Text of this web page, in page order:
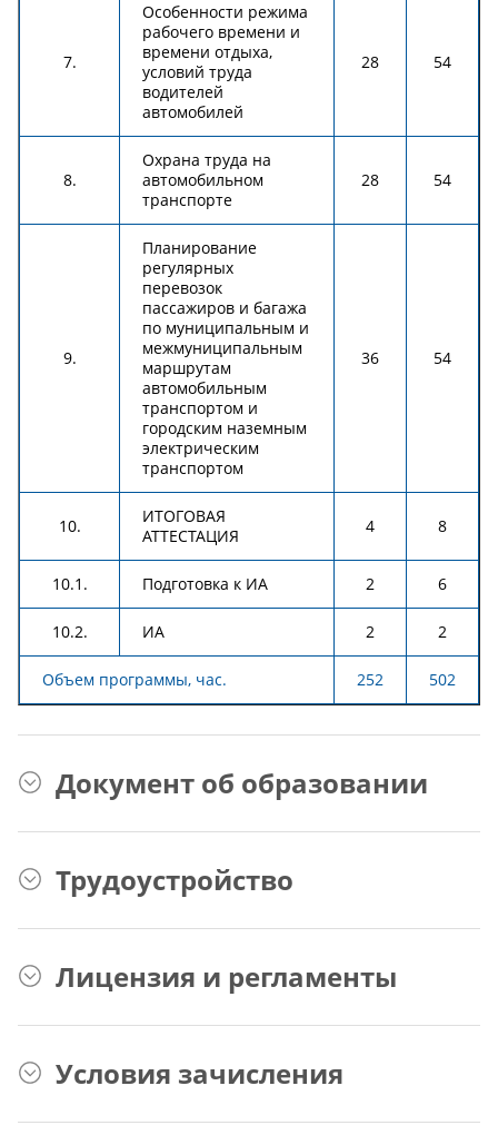
7.
Особенности режима
рабочего времени и
времени отдыха,
условий труда
водителей
автомобилей
28 54
8.
Охрана труда на
автомобильном
транспорте
28 54
9.
Планирование
регулярных
перевозок
пассажиров и багажа
по муниципальным и
межмуниципальным
маршрутам
автомобильным
транспортом и
городским наземным
электрическим
транспортом
36 54
10.
ИТОГОВАЯ
АТТЕСТАЦИЯ
4 8
10.1. Подготовка к ИА 2 6
10.2. ИА 2 2
Объем программы, час. 252 502
Документ об образовании
Трудоустройство
Лицензия и регламенты
Условия зачисления